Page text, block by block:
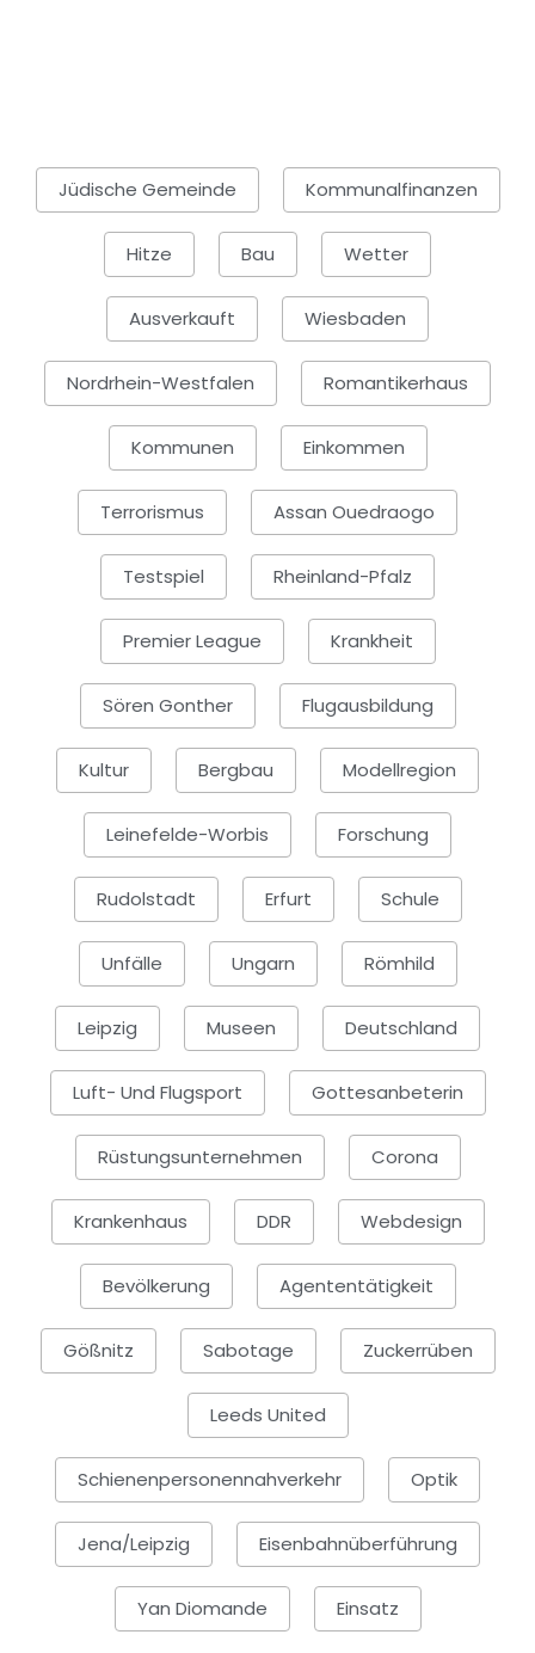
Jüdische Gemeinde Kommunalfinanzen
Hitze Bau Wetter
Ausverkauft Wiesbaden
Nordrhein-Westfalen Romantikerhaus
Kommunen Einkommen
Terrorismus Assan Ouedraogo
Testspiel Rheinland-Pfalz
Premier League Krankheit
Sören Gonther Flugausbildung
Kultur Bergbau Modellregion
Leinefelde-Worbis Forschung
Rudolstadt Erfurt Schule
Unfälle Ungarn Römhild
Leipzig Museen Deutschland
Luft- Und Flugsport Gottesanbeterin
Rüstungsunternehmen Corona
Krankenhaus DDR Webdesign
Bevölkerung Agententätigkeit
Gößnitz Sabotage Zuckerrüben
Leeds United
Schienenpersonennahverkehr Optik
Jena/Leipzig Eisenbahnüberführung
Yan Diomande Einsatz